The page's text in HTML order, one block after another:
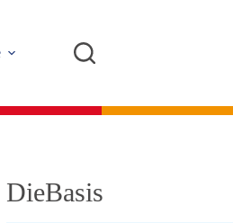
DieBasis